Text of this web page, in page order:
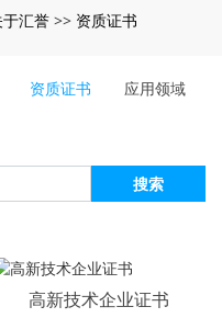
于汇誉 >> 资质证书
资质证书 应用领域
搜索
高新技术企业证书